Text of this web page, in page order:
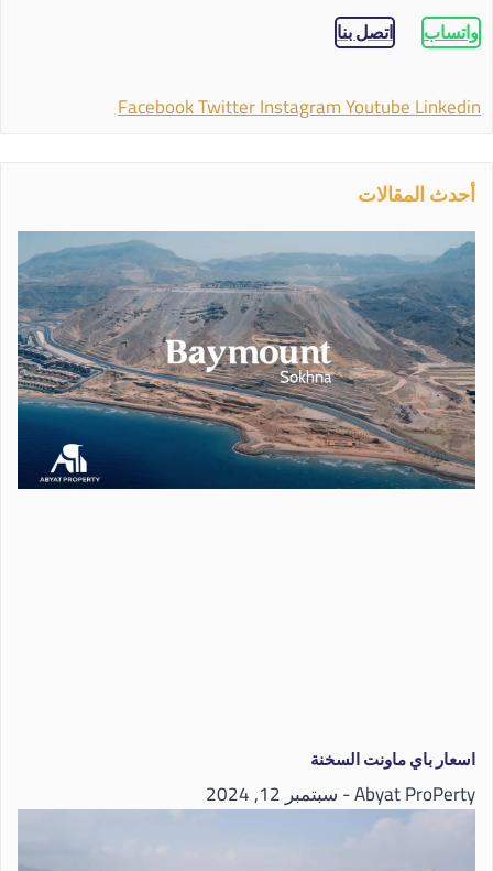
واتساب اتصل بنا
FacebookTwitterInstagramYoutubeLinkedin
أحدث المقالات
اسعار باي ماونت السخنة
Abyat ProPerty سبتمبر 12, 2024